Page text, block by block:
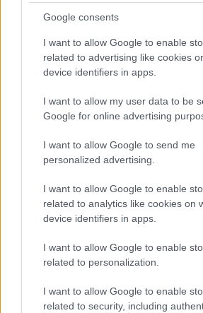
Google consents
I want to allow Google to enable
related to advertising like cookies
device identifiers in apps.
I want to allow my user data to be
Google for online advertising
I want to allow Google to send me
personalized advertising.
I want to allow Google to enable
related to analytics like cookies on
device identifiers in apps.
I want to allow Google to enable
related to personalization.
I want to allow Google to enable
related to security, including
Πλωτά data center με
κύματα – το AI ανοίγεται
McDonnell F3H Demon:
των πυραύλων
Οι Ρωσικές απώλειες
μπορεί να φθάνουν το